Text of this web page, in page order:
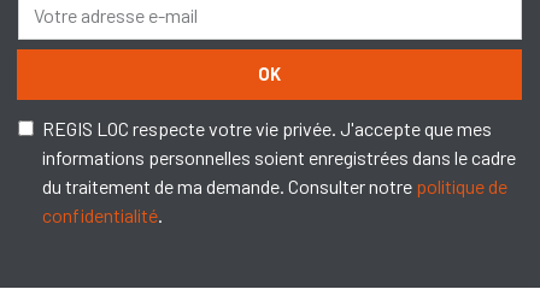
OK
REGIS LOC respecte votre vie privée. J'accepte que mes
informations personnelles soient enregistrées dans le cadre
du traitement de ma demande. Consulter notre politique de
confidentialité.